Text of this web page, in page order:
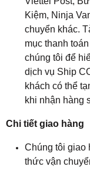
Kiệm, Ninja
chuyển khác.
mục thanh
chúng tôi để
dịch vụ Ship
khách có thể
khi nhận hàng
Chi tiết giao hàng
Chúng tôi giao
thức vận